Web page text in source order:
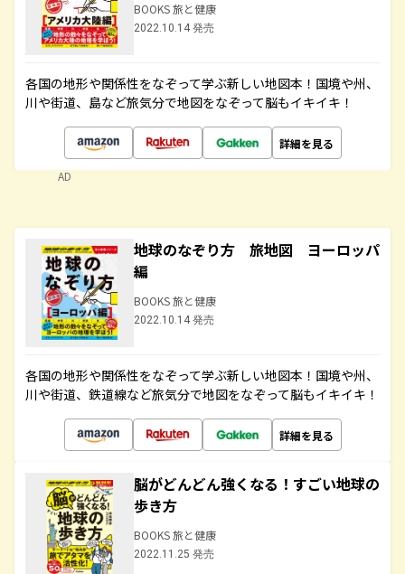
BOOKS 旅と健康
2022.10.14 発売
各国の地形や関係性をなぞって学ぶ新しい地図本！国境や州、
川や街道、島など旅気分で地図をなぞって脳もイキイキ！
詳細を見る
AD
地球のなぞり方 旅地図 ヨーロッパ
編
BOOKS 旅と健康
2022.10.14 発売
各国の地形や関係性をなぞって学ぶ新しい地図本！国境や州、
川や街道、鉄道線など旅気分で地図をなぞって脳もイキイキ！
詳細を見る
脳がどんどん強くなる！すごい地球の
歩き方
BOOKS 旅と健康
2022.11.25 発売